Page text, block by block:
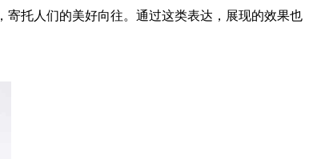
托人们的美好向往。通过这类表达，展现的效果也